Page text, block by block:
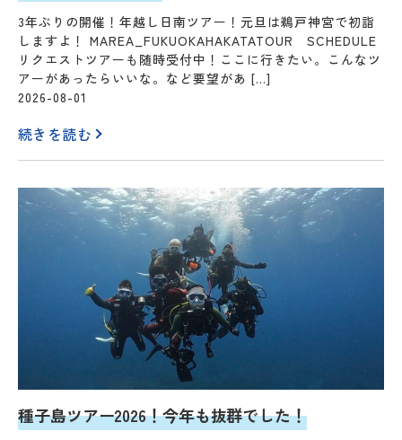
3年ぶりの開催！年越し日南ツアー！元旦は鵜戸神宮で初詣
しますよ！ MAREA_FUKUOKAHAKATATOUR SCHEDULE
リクエストツアーも随時受付中！ここに行きたい。こんなツ
アーがあったらいいな。など要望があ […]
2026-08-01
続きを読む
種子島ツアー2026！今年も抜群でした！